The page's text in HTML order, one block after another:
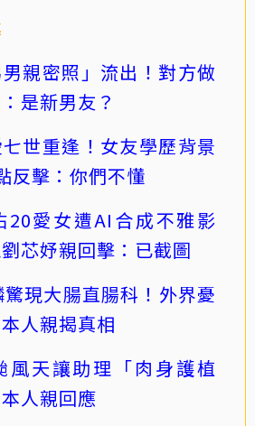
親密照」流出！對方做
是新男友？
世重逢！女友學歷背景
擊：你們不懂
20愛女遭AI合成不雅影
芯妤親回擊：已截圖
現大腸直腸科！外界憂
人親揭真相
風天讓助理「肉身護植
人親回應